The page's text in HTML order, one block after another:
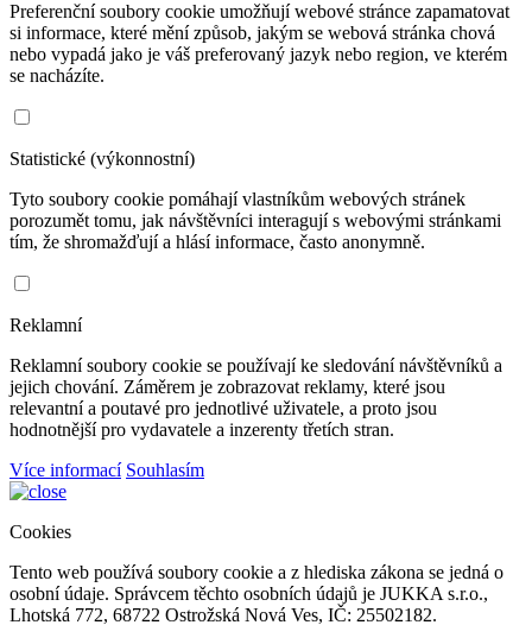
Preferenční soubory cookie umožňují webové stránce zapamatovat
si informace, které mění způsob, jakým se webová stránka chová
nebo vypadá jako je váš preferovaný jazyk nebo region, ve kterém
se nacházíte.
Statistické (výkonnostní)
Tyto soubory cookie pomáhají vlastníkům webových stránek
porozumět tomu, jak návštěvníci interagují s webovými stránkami
tím, že shromažďují a hlásí informace, často anonymně.
Reklamní
Reklamní soubory cookie se používají ke sledování návštěvníků a
jejich chování. Záměrem je zobrazovat reklamy, které jsou
relevantní a poutavé pro jednotlivé uživatele, a proto jsou
hodnotnější pro vydavatele a inzerenty třetích stran.
Více informací Souhlasím
Cookies
Tento web používá soubory cookie a z hlediska zákona se jedná o
osobní údaje. Správcem těchto osobních údajů je JUKKA s.r.o.,
Lhotská 772, 68722 Ostrožská Nová Ves, IČ: 25502182.